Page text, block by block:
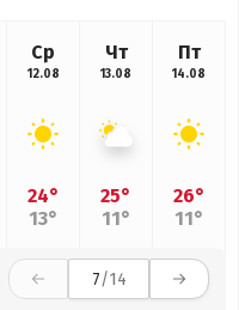
Ср
12.08
24°
13°
Чт
13.08
25°
11°
Пт
14.08
26°
11°
7/14